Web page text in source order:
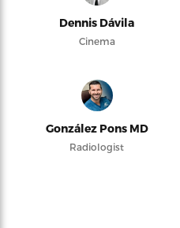
Dennis Dávila
Cinema
González Pons MD
Radiologist